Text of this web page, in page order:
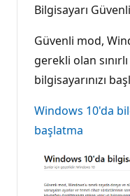
Bilgisayarı
Güvenli mod,
gerekli olan
bilgisayarınızı
Windows 10'da
başlatma